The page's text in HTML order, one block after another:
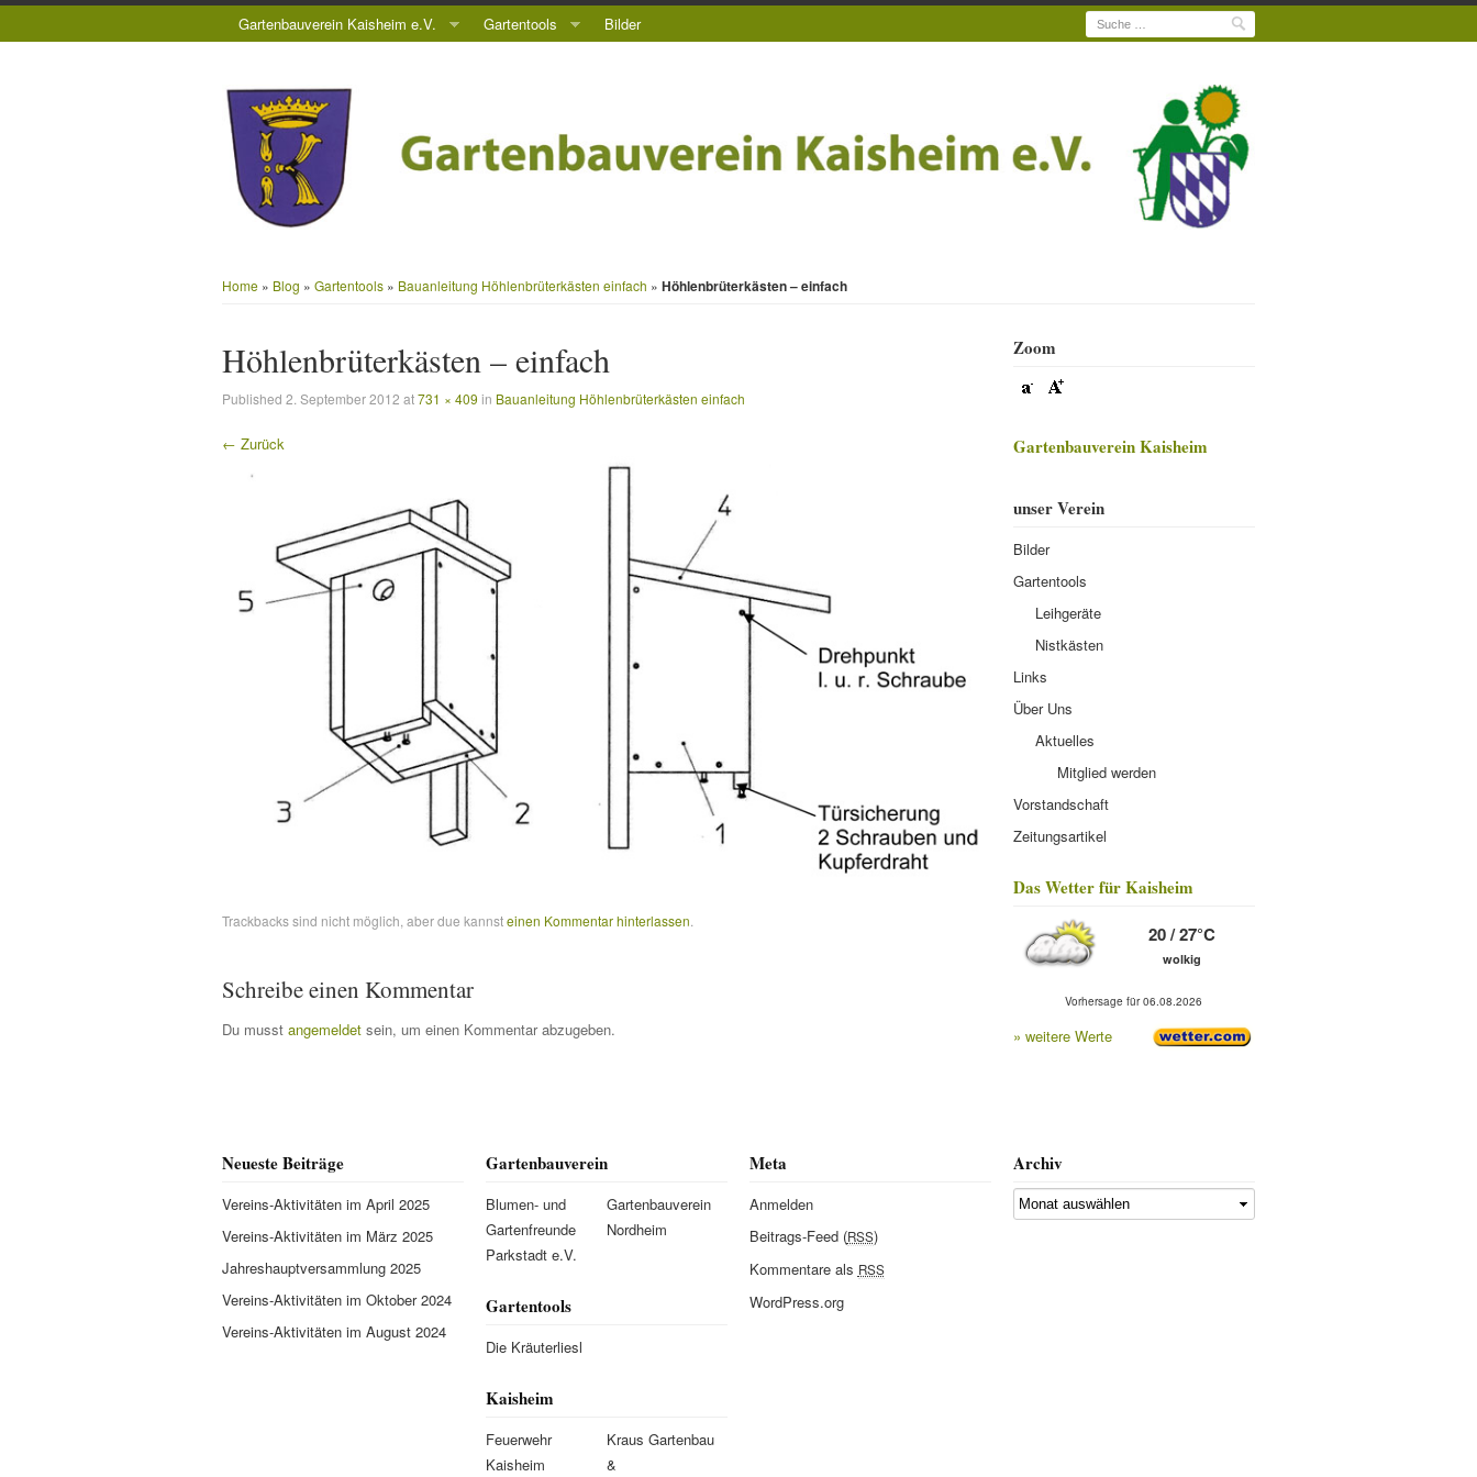
Gartenbauverein Kaisheim e.V. Gartentools Bilder Suche
Home » Blog »Gartentools » Bauanleitung Höhlenbrüterkästen einfach »Höhlenbrüterkästen – einfach
Höhlenbrüterkästen – einfach
Published2. September 2012 at731 × 409 in Bauanleitung Höhlenbrüterkästen einfach
← Zurück
Trackbacks sind nicht möglich, aber due kannsteinen Kommentar hinterlassen
Schreibe einen Kommentar
Du musstangemeldet sein, um einen Kommentar abzugeben.
Zoom
Gartenbauverein Kaisheim
unser Verein
Bilder
Gartentools
Leihgeräte
Nistkästen
Links
Über Uns
Aktuelles
Mitglied werden
Vorstandschaft
Zeitungsartikel
Das Wetter für Kaisheim
20 / 27°C
wolkig
Vorhersage für 06.08.2026
» weitere Werte
Neueste Beiträge
Vereins-Aktivitäten im April 2025
Vereins-Aktivitäten im März 2025
Jahreshauptversammlung 2025
Vereins-Aktivitäten im Oktober 2024
Vereins-Aktivitäten im August 2024
Gartenbauverein
Blumen- und
Gartenfreunde
Parkstadt e.V.
Gartenbauverein
Nordheim
Gartentools
Die Kräuterliesl
Kaisheim
Feuerwehr
Kaisheim
Kraus Gartenbau
&
Meta
Anmelden
Beitrags-Feed (RSS)
Kommentare als RSS
WordPress.org
Archiv